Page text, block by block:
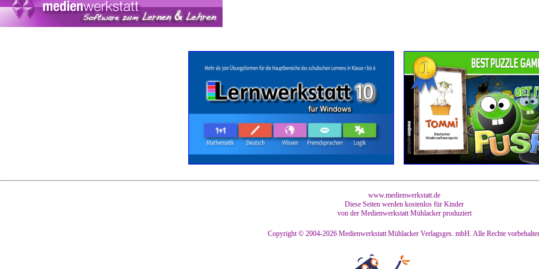
www.medienwerkstatt.de
Diese Seiten werden kostenlos für Kinder
von der Medienwerkstatt Mühlacker produziert
Copyright © 2004-2026 Medienwerkstatt Mühlacker Verlagsges. mbH. Alle Rechte